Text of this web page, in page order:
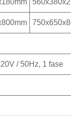
/ 50Hz, 1 fase